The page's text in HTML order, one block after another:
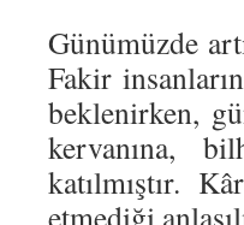
Günümüzde
Fakir
beklenirken,
kervanına,
katılmıştır.
etmediği